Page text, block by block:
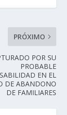
PRÓXIMO
POR SU
PROBABLE
EN EL
DE ABANDONO
DE FAMILIARES